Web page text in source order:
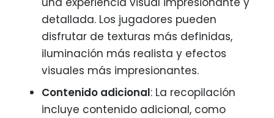
detallada. Los jugadores pueden
disfrutar de texturas más definidas,
iluminación más realista y efectos
visuales más impresionantes.
Contenido adicional: La recopilación
incluye contenido adicional, como